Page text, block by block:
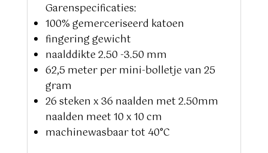
Garenspecificaties:
100% gemerceriseerd katoen
fingering gewicht
naalddikte 2.50 -3.50 mm
62,5 meter per mini-bolletje van 25
gram
26 steken x 36 naalden met 2.50mm
naalden meet 10 x 10 cm
machinewasbaar tot 40°C